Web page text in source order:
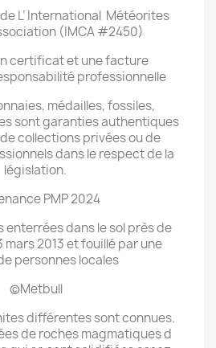
L’ International Météorites
(IMCA #2450)
certificat et une facture
professionnelle
médailles, fossiles,
sont garanties authentiques
collections privées ou de
dans le respect de la
législation.
PMP 2024
enterrées dans le sol près de
2013 et fouillé par une
personnes locales
©Metbull
différentes sont connues.
de roches magmatiques d